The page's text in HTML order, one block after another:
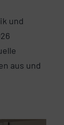
und
aus und